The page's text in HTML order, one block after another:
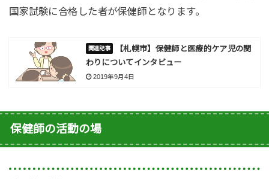
国家試験に合格した者が保健師となります。
【札幌市】保健師と医療的ケア児の関
わりについてインタビュー
2019年9月4日
保健師の活動の場